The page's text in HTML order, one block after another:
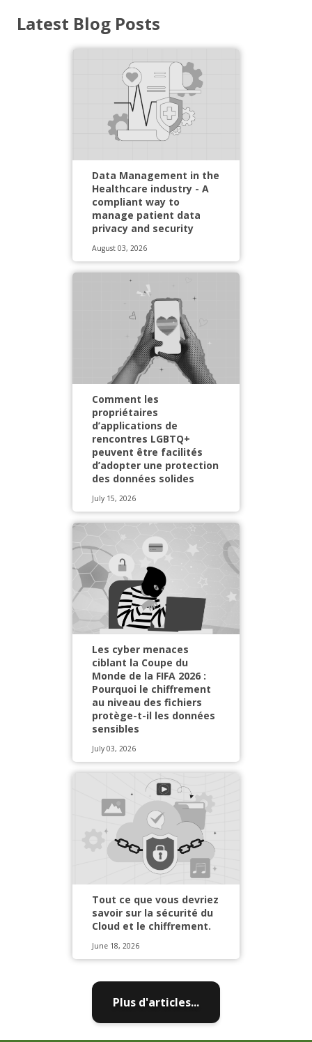
Latest Blog Posts
Data Management in the
Healthcare industry - A
compliant way to
manage patient data
privacy and security
August 03, 2026
Comment les
propriétaires
d’applications de
rencontres LGBTQ+
peuvent être facilités
d’adopter une protection
des données solides
July 15, 2026
Les cyber menaces
ciblant la Coupe du
Monde de la FIFA 2026 :
Pourquoi le chiffrement
au niveau des fichiers
protège-t-il les données
sensibles
July 03, 2026
Tout ce que vous devriez
savoir sur la sécurité du
Cloud et le chiffrement.
June 18, 2026
Plus d'articles...